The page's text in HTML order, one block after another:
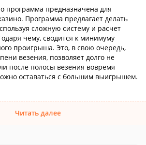
программа предназначена для
Программа предлагает делать
сложную систему и расчет
чему, сводится к минимуму
проигрыша. Это, в свою очередь,
везения, позволяет долго не
после полосы везения вовремя
оставаться с большим выигрышем.
Читать далее